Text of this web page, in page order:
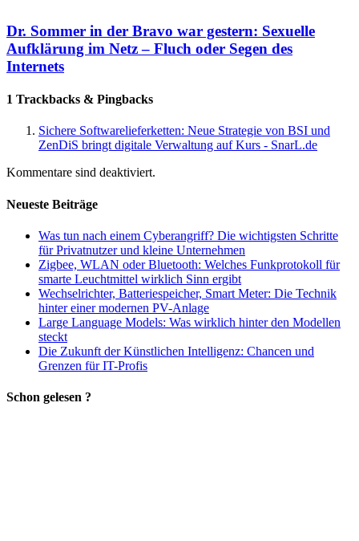
Dr. Sommer in der Bravo war gestern: Sexuelle
Aufklärung im Netz – Fluch oder Segen des
Internets
1 Trackbacks & Pingbacks
Sichere Softwarelieferketten: Neue Strategie von BSI und
ZenDiS bringt digitale Verwaltung auf Kurs - SnarL.de
Kommentare sind deaktiviert.
Neueste Beiträge
Was tun nach einem Cyberangriff? Die wichtigsten Schritte
für Privatnutzer und kleine Unternehmen
Zigbee, WLAN oder Bluetooth: Welches Funkprotokoll für
smarte Leuchtmittel wirklich Sinn ergibt
Wechselrichter, Batteriespeicher, Smart Meter: Die Technik
hinter einer modernen PV-Anlage
Large Language Models: Was wirklich hinter den Modellen
steckt
Die Zukunft der Künstlichen Intelligenz: Chancen und
Grenzen für IT-Profis
Schon gelesen ?